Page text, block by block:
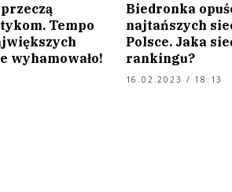
Tempo
wyhamowało!
Biedronka
najtańszych
Polsce. Jaka
rankingu?
16.02.2023 / 18:13